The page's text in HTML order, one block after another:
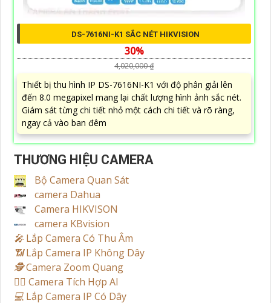
DS-7616NI-K1 SẮC NÉT HIKVISION
30%
4,020,000 ₫
Thiết bị thu hình IP DS-7616NI-K1 với độ phân giải lên
đến 8.0 megapixel mang lại chất lượng hình ảnh sắc nét.
Giám sát từng chi tiết nhỏ một cách chi tiết và rõ ràng,
ngay cả vào ban đêm
THƯƠNG HIỆU CAMERA
Bộ Camera Quan Sát
camera Dahua
Camera HIKVISON
camera KBvision
️🎤️ Lắp Camera Có Thu Âm
📶Lắp Camera IP Không Dây
🕵️Camera Zoom Quang
🧛‍♀️ Camera Tích Hợp AI
💻 Lắp Camera IP Có Dây